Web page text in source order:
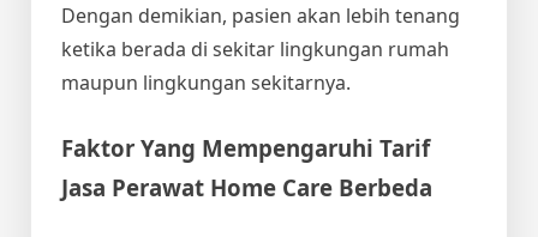
Dengan demikian, pasien akan lebih tenang
ketika berada di sekitar lingkungan rumah
maupun lingkungan sekitarnya.
Faktor Yang Mempengaruhi Tarif
Jasa Perawat Home Care Berbeda